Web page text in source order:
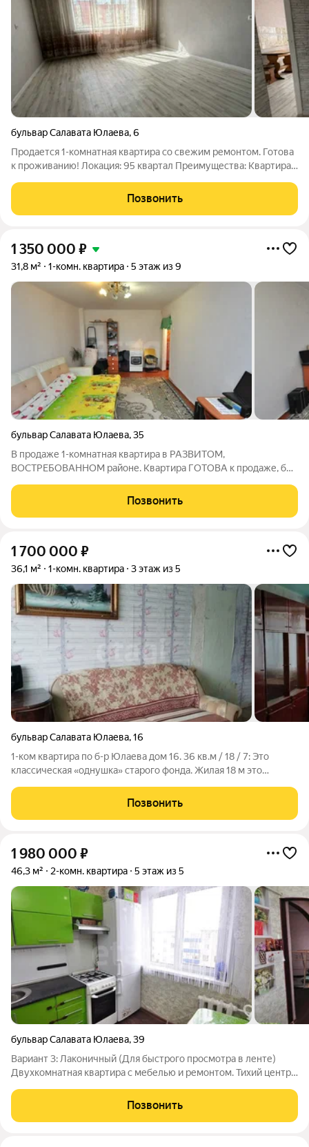
бульвар Салавата Юлаева,6
Продается 1-комнатная квартира со свежим ремонтом. Готова
к проживанию! Локация: 95 квартал Преимущества: Квартира
ремонт. Установлены современные пластиковые окна
Позвонить
1 350 000 ₽
31,8 м² 1-комн. квартира 5 этаж из 9
бульвар Салавата Юлаева,35
В продаже 1-комнатная квартира в РАЗВИТОМ,
ВОСТРЕБОВАННОМ районе. Квартира ГОТОВА к продаже, без
дома, Строительная поликлиника (городская больница №1),
детская поликлиника. Рядом аллея для
Позвонить
1 700 000 ₽
36,1 м² 1-комн. квартира 3 этаж из 5
бульвар Салавата Юлаева,16
1-ком квартира по б-р Юлаева дом 16. 36 кв.м / 18 / 7: Это
классическая «однушка» старого фонда. Жилая 18 м это
скромный размер, технику и стол вместить можно, но без
излишеств. 3 этаж из 5:
Позвонить
1 980 000 ₽
46,3 м² 2-комн. квартира 5 этаж из 5
бульвар Салавата Юлаева,39
Вариант 3: Лаконичный (Для быстрого просмотра в ленте)
Двухкомнатная квартира с мебелью и ремонтом. Тихий центр!
инфраструктурой. Квартира полностью готова к заселению.
Плюсы объекта: Встроенная кухня +
Позвонить